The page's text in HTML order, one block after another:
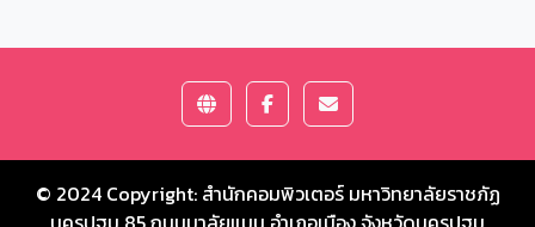
© 2024 Copyright: สำนักคอมพิวเตอร์ มหาวิทยาลัยราชภัฏ